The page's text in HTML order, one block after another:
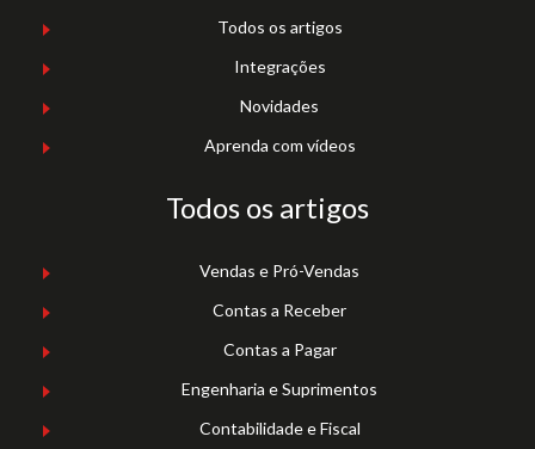
Todos os artigos
Integrações
Novidades
Aprenda com vídeos
Todos os artigos
Vendas e Pró-Vendas
Contas a Receber
Contas a Pagar
Engenharia e Suprimentos
Contabilidade e Fiscal